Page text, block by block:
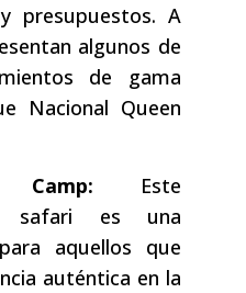
presupuestos. A
algunos de
de gama
Nacional Queen
Este
safari es una
aquellos que
auténtica en la